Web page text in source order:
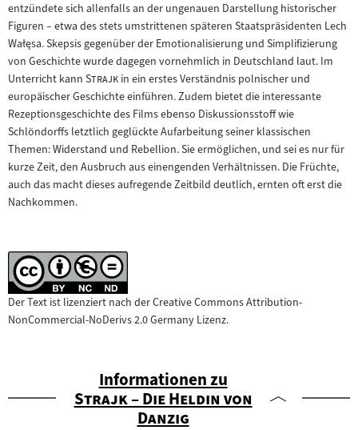
entzündete sich allenfalls an der ungenauen Darstellung historischer
Figuren – etwa des stets umstrittenen späteren Staatspräsidenten Lech
Wałęsa. Skepsis gegenüber der Emotionalisierung und Simplifizierung
von Geschichte wurde dagegen vornehmlich in Deutschland laut. Im
Unterricht kann "
Strajk"in ein erstes Verständnis polnischer und
europäischer Geschichte einführen. Zudem bietet die interessante
Rezeptionsgeschichte des Films ebenso Diskussionsstoff wie
Schlöndorffs letztlich geglückte Aufarbeitung seiner klassischen
Themen: Widerstand und Rebellion. Sie ermöglichen, und sei es nur für
kurze Zeit, den Ausbruch aus einengenden Verhältnissen. Die Früchte,
auch das macht dieses aufregende Zeitbild deutlich, ernten oft erst die
Nachkommen.
Der Text ist lizenziert nach der Creative Commons Attribution-
NonCommercial-NoDerivs 2.0 Germany Lizenz.
Informationen zu
"
Strajk – Die Heldin von
Danzig"